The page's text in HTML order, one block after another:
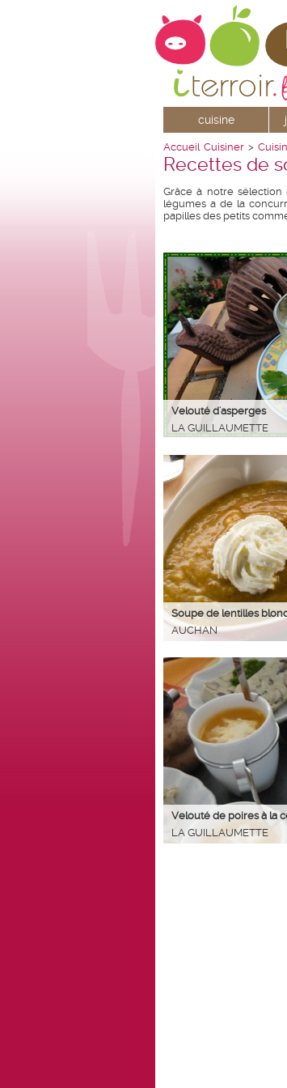
cuisine
Accueil Cuisiner >
Recettes de
Grâce à notre
légumes a de la
papilles des petits
Velouté d'asperges
LA GUILLAUMETTE
Soupe de lentilles
AUCHAN
Velouté de poires à la
LA GUILLAUMETTE